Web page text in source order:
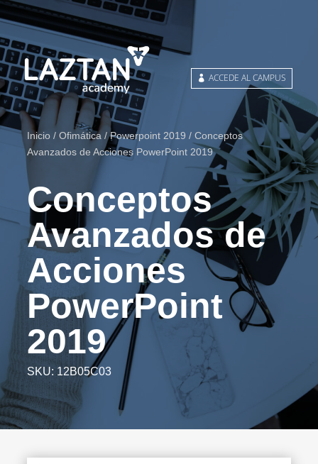
ACCEDE AL CAMPUS
Inicio /Ofimática /Powerpoint 2019 / Conceptos
Avanzados de Acciones PowerPoint 2019
Conceptos
Avanzados de
Acciones
PowerPoint
2019
SKU:12B05C03